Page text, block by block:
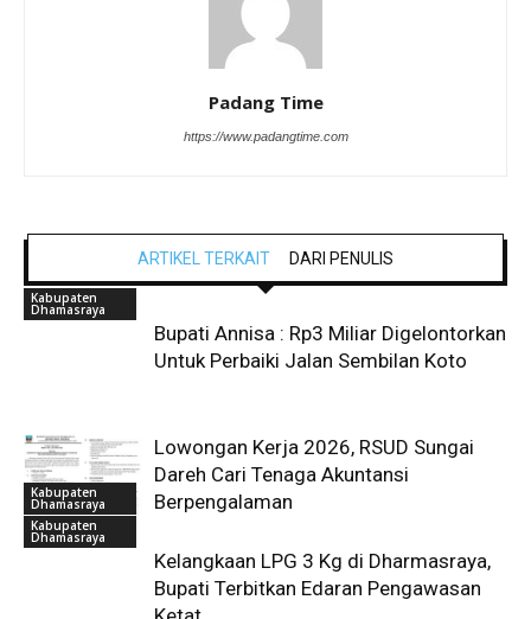
Padang Time
https://www.padangtime.com
ARTIKEL TERKAIT DARI PENULIS
Kabupaten
Dhamasraya
Bupati Annisa : Rp3 Miliar Digelontorkan
Untuk Perbaiki Jalan Sembilan Koto
Kabupaten
Dhamasraya
Lowongan Kerja 2026, RSUD Sungai
Dareh Cari Tenaga Akuntansi
Berpengalaman
Kabupaten
Dhamasraya
Kelangkaan LPG 3 Kg di Dharmasraya,
Bupati Terbitkan Edaran Pengawasan